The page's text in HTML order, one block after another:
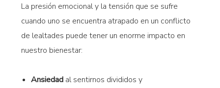
La presión emocional y la tensión que se sufre
cuando uno se encuentra atrapado en un conflicto
de lealtades puede tener un enorme impacto en
nuestro bienestar:
Ansiedad al sentirnos divididos y